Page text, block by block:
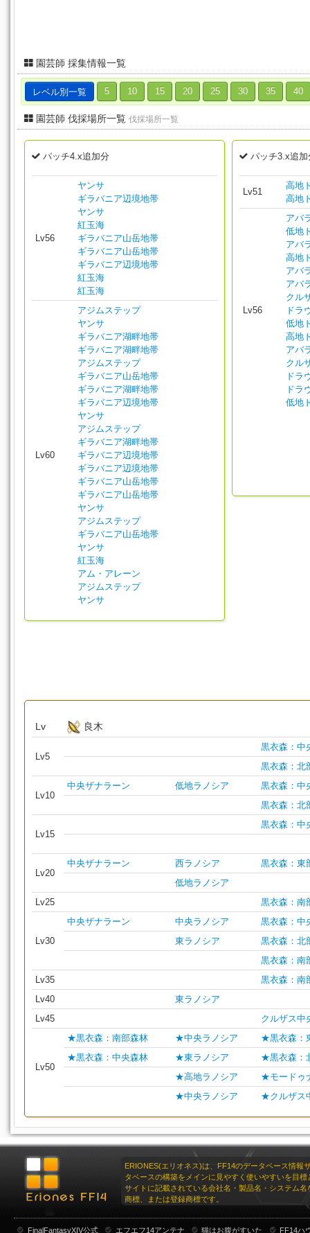
園芸師 採集情報一覧
レベル別一覧 5 10 15 20 25 30 35 40
園芸師 伐採場所一覧 伐採場所一覧
パッチ4.x追加分
Lv56
ヤンサ
ギラバニア辺境地帯
ヤンサ
紅玉海
ギラバニア山岳地帯
ギラバニア山岳地帯
ギラバニア辺境地帯
紅玉海
紅玉海
Lv60
アジムステップ
ヤンサ
ギラバニア湖畔地帯
ギラバニア湖畔地帯
アジムステップ
ギラバニア山岳地帯
ギラバニア湖畔地帯
ギラバニア辺境地帯
ヤンサ
アジムステップ
ギラバニア湖畔地帯
ギラバニア辺境地帯
ギラバニア辺境地帯
ギラバニア山岳地帯
ギラバニア山岳地帯
ヤンサ
アジムステップ
ギラバニア山岳地帯
ヤンサ
紅玉海
アム・アレーン
アジムステップ
ヤンサ
パッチ3.x追加
Lv51
高地
高地
Lv56
アバ
低地
アバ
高地
アバ
アバ
クル
ドラ
低地
高地
アバ
クル
ドラ
ドラ
低地
Lv 良木
Lv5
黒衣森：中
黒衣森：北
Lv10
中央ザナラーン 低地ラノシア
黒衣森：中
黒衣森：北
Lv15
黒衣森：中
Lv20
中央ザナラーン 西ラノシア
黒衣森：東
低地ラノシア
Lv25
黒衣森：南
Lv30
中央ザナラーン 中央ラノシア
黒衣森：中
東ラノシア
黒衣森：北
黒衣森：南
Lv35
黒衣森：南
Lv40
東ラノシア
Lv45
クルザス中
Lv50
★黒衣森：南部森林 ★中央ラノシア
★黒衣森：
★黒衣森：中央森林
★東ラノシア
★黒衣森：
★高地ラノシア
★モードゥ
★中央ラノシア
★クルザス
ERIONES(エリオネス)は、FF14のデータベース情報
タベースの構築をメインに見やすく使いやすいを目標
サイトに記載されている会社名・製品名・システム名
商標、または登録商標です。
FinalFantasyXIV公式 エフエフ14アンテナ 猫はお腹がすいた FF14ハ